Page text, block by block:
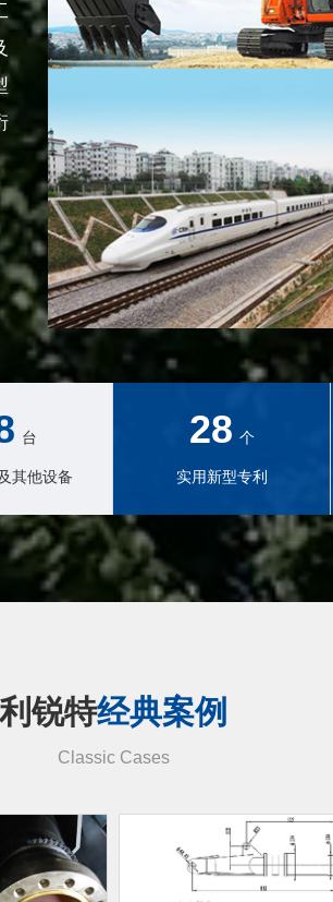
台
其他设备
28 个
实用新型专利
利锐特经典案例
Classic Cases